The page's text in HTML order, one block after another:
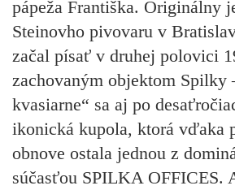
pápeža Františka. Originálny
Steinovho pivovaru v
začal písať v druhej polovici
zachovaným objektom Spilky
kvasiarne“ sa aj po
ikonická kupola, ktorá vďaka
obnove ostala jednou z
súčasťou SPILKA OFFICES.